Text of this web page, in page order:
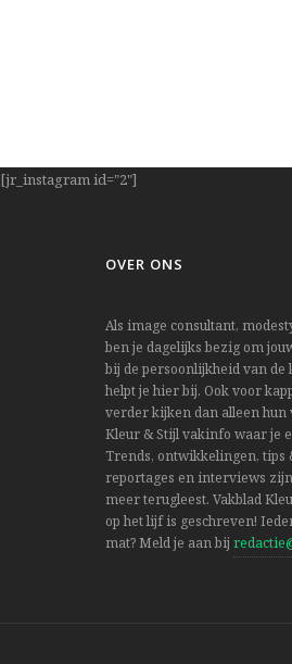
[jr_instagram id="2"]
OVER ONS
Als image consultant,
ben je dagelijks bezig om
bij de persoonlijkheid van de
helpt je hier bij. Ook voor
verder kijken dan alleen hun
Kleur & Stijl vakinfo waar je
Trends, ontwikkelingen, tips
reportages en interviews
meer terugleest. Vakblad
op het lijf is geschreven!
mat? Meld je aan bij